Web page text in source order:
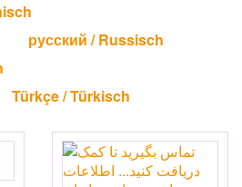
русский / Russisch
Türkçe / Türkisch